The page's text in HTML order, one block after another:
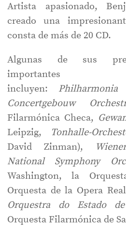
Artista apasionado,
creado una
consta de más de 20 CD.
Algunas de sus
importantes
incluyen:
Concertgebouw
Filarmónica Checa,
Leipzig,
Tonhalle-
David Zinman),
National Symphony
Washington, la
Orquesta de la Opera
Orquestra do Estado
Orquesta Filarmónica de